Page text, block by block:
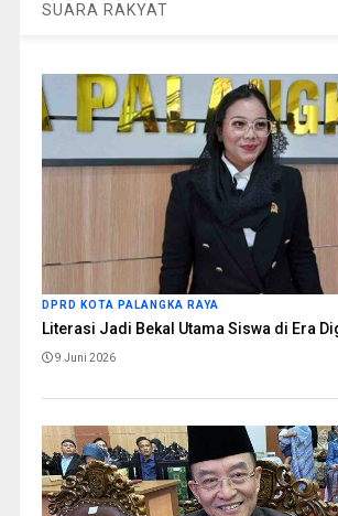
SUARA RAKYAT
DPRD KOTA PALANGKA RAYA
Literasi Jadi Bekal Utama Siswa di Era
9 Juni 2026